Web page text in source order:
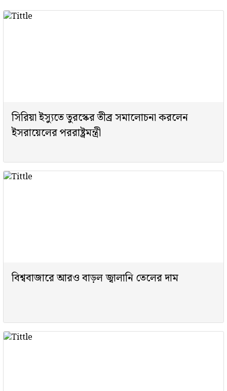
সিরিয়া ইস্যুতে তুরস্কের তীব্র সমালোচনা করলেন
ইসরায়েলের পররাষ্ট্রমন্ত্রী
বিশ্ববাজারে আরও বাড়ল জ্বালানি তেলের দাম